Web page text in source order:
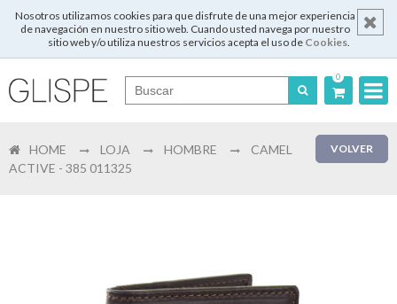
Nosotros utilizamos cookies para que disfrute de una mejor experiencia
de navegación en nuestro sitio web. Cuando usted navega por nuestro
sitio web y/o utiliza nuestros servicios acepta el uso de Cookies.
0
English VOLVER
HOME LOJA HOMBRE
CAMEL
ACTIVE - 385 011325